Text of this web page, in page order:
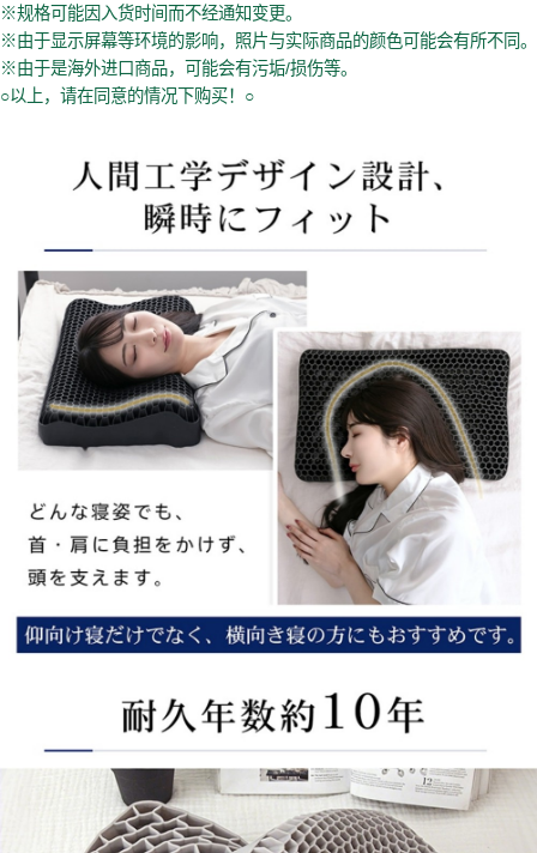
※规格可能因入货时间而不经通知变更。
※由于显示屏幕等环境的影响，照片与实际商品的颜色可能会有所不同。
※由于是海外进口商品，可能会有污垢/损伤等。
○以上，请在同意的情况下购买！○